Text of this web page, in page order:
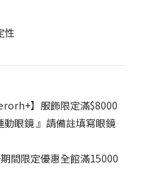
性
】服飾限定滿$8000
眼鏡 』請備註填寫眼鏡
間限定優惠全館滿15000